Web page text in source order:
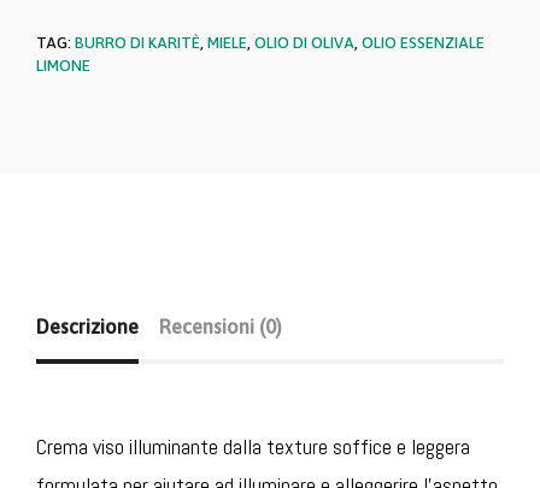
TAG: BURRO DI KARITÈ MIELE OLIO DI OLIVA OLIO ESSENZIALE
LIMONE
Descrizione Recensioni (0)
Crema viso illuminante dalla texture soffice e leggera